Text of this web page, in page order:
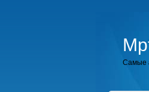
Самые